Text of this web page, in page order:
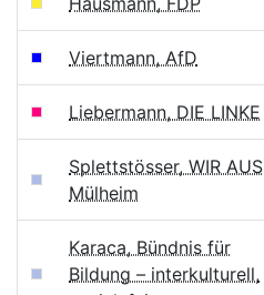
Viertmann, AfD
Liebermann, DIE LINKE
Splettstösser, WIR AUS
Mülheim
Karaca, Bündnis für
Bildung – interkulturell,